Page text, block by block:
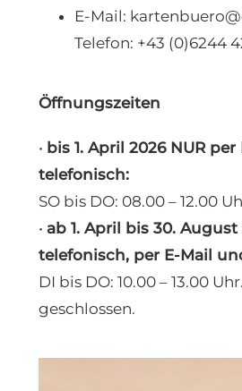
E-Mail:
Telefon: +43 (0)6244
Öffnungszeiten
• bis 1. April 2026 NUR
telefonisch:
SO bis DO: 08.00 – 12.00
• ab 1. April bis 30. August
telefonisch, per E-Mail
DI bis DO: 10.00 – 13.00
geschlossen.